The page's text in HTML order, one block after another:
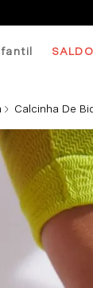
SALDO
Calcinha De